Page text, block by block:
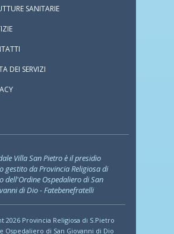
SANITARIE
DEI SERVIZI
Villa San Pietro è il presidio
gestito da Provincia Religiosa di
dell'Ordine Ospedaliero di San
di Dio - Fatebenefratelli
2026 Provincia Religiosa di S.Pietro
Ospedaliero di San Giovanni di Dio